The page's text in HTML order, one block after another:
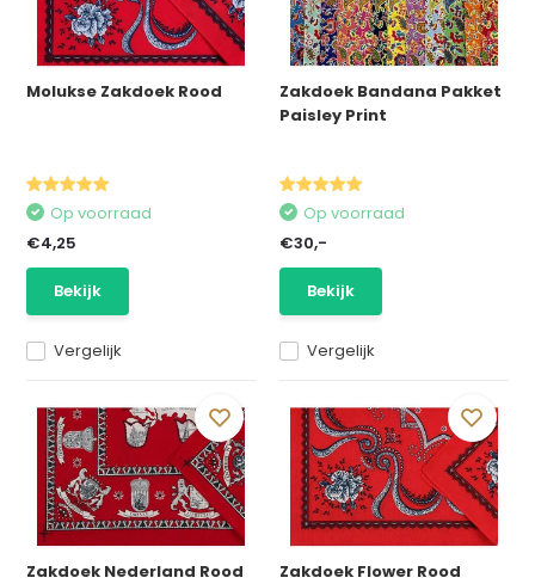
Molukse Zakdoek Rood
Vergelijk
Op voorraad
€4,25
Bekijk
Zakdoek Bandana Pakket
Paisley Print
Vergelijk
Op voorraad
€30,-
Bekijk
Zakdoek Nederland Rood Zakdoek Flower Rood